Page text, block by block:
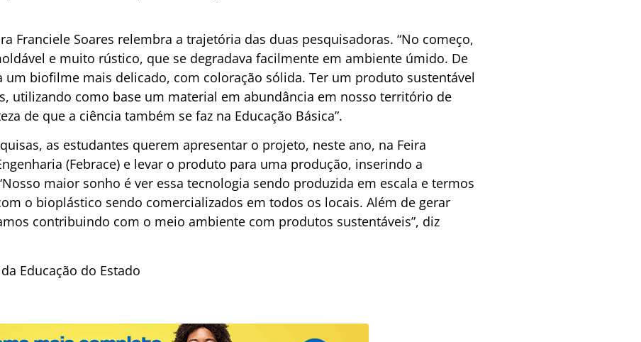
Franciele Soares relembra a trajetória das duas pesquisadoras. “No começo,
e muito rústico, que se degradava facilmente em ambiente úmido. De
um biofilme mais delicado, com coloração sólida. Ter um produto sustentável
utilizando como base um material em abundância em nosso território de
de que a ciência também se faz na Educação Básica”.
as estudantes querem apresentar o projeto, neste ano, na Feira
(Febrace) e levar o produto para uma produção, inserindo a
maior sonho é ver essa tecnologia sendo produzida em escala e termos
o bioplástico sendo comercializados em todos os locais. Além de gerar
contribuindo com o meio ambiente com produtos sustentáveis”, diz
Educação do Estado